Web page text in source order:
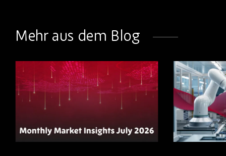
LinkedIn
Facebook
Twitter
Mehr aus dem Blog